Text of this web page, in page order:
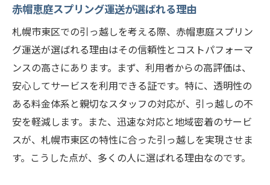
引っ越し用の無料段ボール入手方法
赤帽恵庭スプリング運送が提供する裏技
赤帽恵庭スプリング運送が推奨する札幌市東区
での引っ越しテクニック
引っ越し前に必ずやっておくべき準備
札幌市東区特有の気候を考慮した引っ越し
引っ越し荷物の正しいラベル付け
引っ越しに便利なアプリの活用法
赤帽恵庭スプリング運送が選ばれる理由
札幌市東区での引っ越しを考える際、赤帽恵庭スプリン
グ運送が選ばれる理由はその信頼性とコストパフォーマ
ンスの高さにあります。まず、利用者からの高評価は、
安心してサービスを利用できる証です。特に、透明性の
ある料金体系と親切なスタッフの対応が、引っ越しの不
安を軽減します。また、迅速な対応と地域密着のサービ
スが、札幌市東区の特性に合った引っ越しを実現させま
す。こうした点が、多くの人に選ばれる理由なのです。